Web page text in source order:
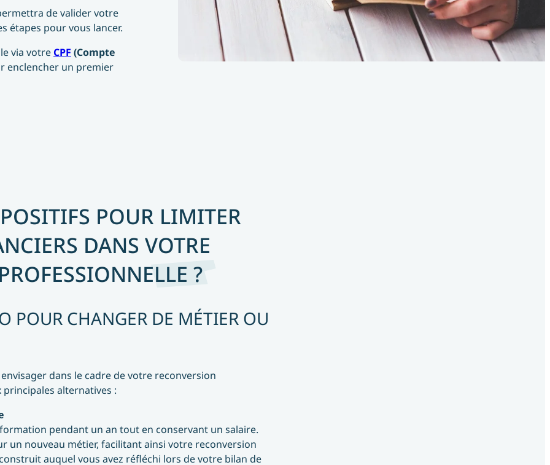
de valider votre
étapes pour vous lancer.
via votre CPF (Compte
enclencher un premier
POUR LIMITER
DANS VOTRE
?
POUR CHANGER DE MÉTIER OU
dans le cadre de votre reconversion
alternatives :
pendant un an tout en conservant un salaire.
un nouveau métier, facilitant ainsi votre reconversion
auquel vous avez réfléchi lors de votre bilan de